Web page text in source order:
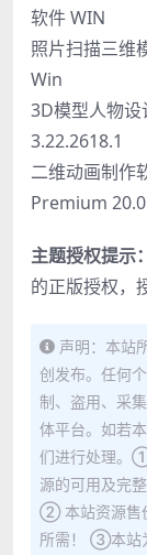
软件 WIN
照片扫描三维
Win
3D模型人物
3.22.2618.1
二维动画制
Premium
主题授权提示：
的正版授权，
声明：本站
创发布。任何
制、盗用、采
体平台。如若
们进行处理。
源的可用及完
② 本站资源售
所需！ ③本站